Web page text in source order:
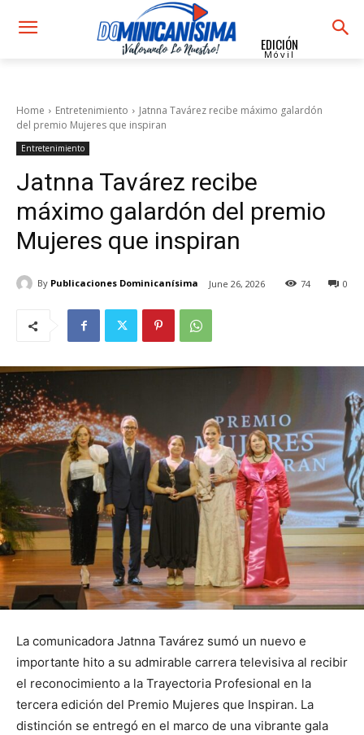
EDICIÓN
Móvil
Home Entretenimiento
Jatnna Tavárez recibe máximo galardón
del premio Mujeres que inspiran
Entretenimiento
Jatnna Tavárez recibe
máximo galardón del premio
Mujeres que inspiran
By Publicaciones Dominicanísima June 26, 2026 0
74
La comunicadora Jatnna Tavárez sumó un nuevo e
importante hito a su admirable carrera televisiva al recibir
el reconocimiento a la Trayectoria Profesional en la
tercera edición del Premio Mujeres que Inspiran. La
distinción se entregó en el marco de una vibrante gala